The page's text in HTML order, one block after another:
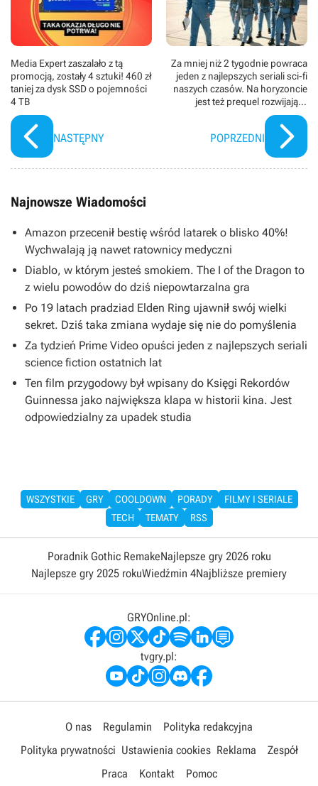
Media Expert zaszalało z tą
promocją, zostały 4 sztuki! 460 zł
taniej za dysk SSD o pojemności
4 TB
NASTĘPNY
Za mniej niż 2 tygodnie powraca
jeden z najlepszych seriali sci-fi
naszych czasów. Na horyzoncie
jest też prequel rozwijający
kosmiczne uniwersum
POPRZEDNI
Najnowsze Wiadomości
Amazon przecenił bestię wśród latarek o blisko 40%!
Wychwalają ją nawet ratownicy medyczni
Diablo, w którym jesteś smokiem. The I of the Dragon to
z wielu powodów do dziś niepowtarzalna gra
Po 19 latach pradziad Elden Ring ujawnił swój wielki
sekret. Dziś taka zmiana wydaje się nie do pomyślenia
Za tydzień Prime Video opuści jeden z najlepszych seriali
science fiction ostatnich lat
Ten film przygodowy był wpisany do Księgi Rekordów
Guinnessa jako największa klapa w historii kina. Jest
odpowiedzialny za upadek studia
WSZYSTKIE GRY COOLDOWN PORADY
FILMY I SERIALE
TECH
TEMATY RSS
Poradnik Gothic RemakeNajlepsze gry 2026 roku
Najlepsze gry 2025 rokuWiedźmin 4Najbliższe premiery
GRYOnline.pl:
tvgry.pl:
O nas Regulamin
Polityka redakcyjna
Polityka prywatności Ustawienia cookies Reklama
Zespół
Praca
Kontakt Pomoc